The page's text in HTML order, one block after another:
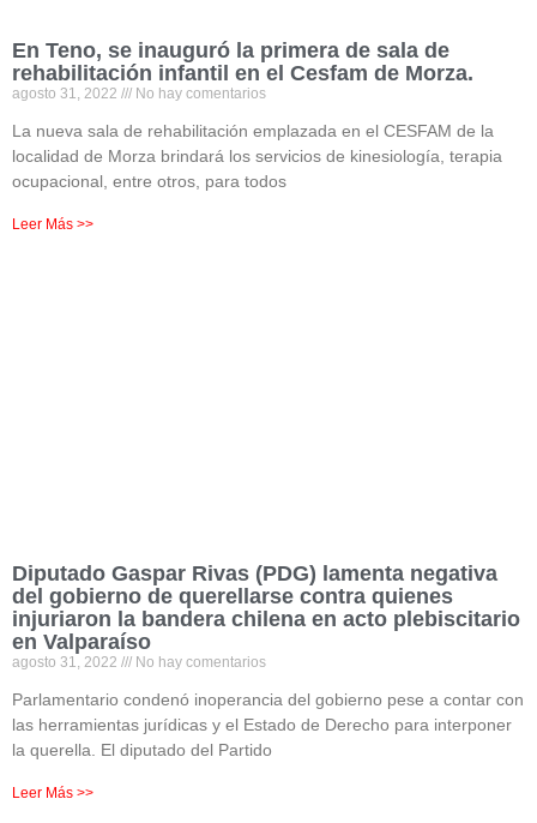
En Teno, se inauguró la primera de sala de
rehabilitación infantil en el Cesfam de Morza.
agosto 31, 2022 No hay comentarios
La nueva sala de rehabilitación emplazada en el CESFAM de la
localidad de Morza brindará los servicios de kinesiología, terapia
ocupacional, entre otros, para todos
Leer Más >>
Diputado Gaspar Rivas (PDG) lamenta negativa
del gobierno de querellarse contra quienes
injuriaron la bandera chilena en acto plebiscitario
en Valparaíso
agosto 31, 2022 No hay comentarios
Parlamentario condenó inoperancia del gobierno pese a contar con
las herramientas jurídicas y el Estado de Derecho para interponer
la querella. El diputado del Partido
Leer Más >>